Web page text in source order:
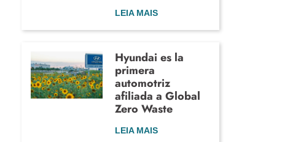
LEIA MAIS
Hyundai es la
primera
automotriz
afiliada a Global
Zero Waste
LEIA MAIS